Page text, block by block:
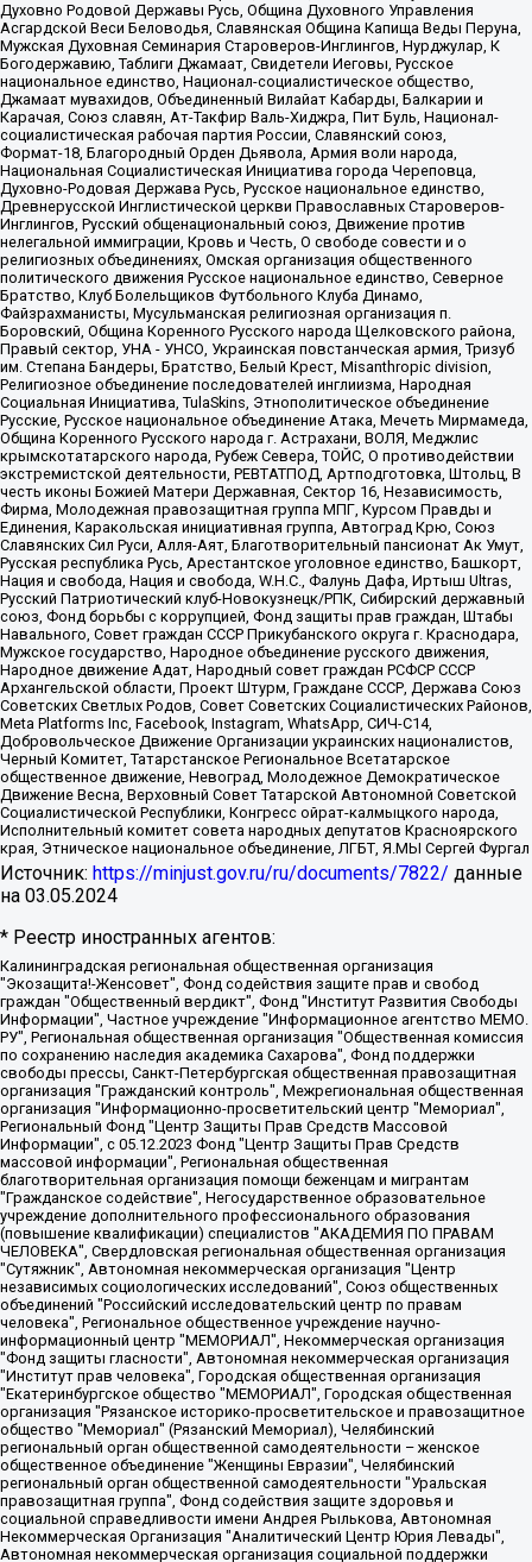
Духовно Родовой Державы Русь, Община Духовного Управления
Асгардской Веси Беловодья, Славянская Община Капища Веды Перуна,
Мужская Духовная Семинария Староверов-Инглингов, Нурджулар, К
Богодержавию, Таблиги Джамаат, Свидетели Иеговы, Русское
национальное единство, Национал-социалистическое общество,
Джамаат мувахидов, Объединенный Вилайат Кабарды, Балкарии и
Карачая, Союз славян, Ат-Такфир Валь-Хиджра, Пит Буль, Национал-
социалистическая рабочая партия России, Славянский союз,
Формат-18, Благородный Орден Дьявола, Армия воли народа,
Национальная Социалистическая Инициатива города Череповца,
Духовно-Родовая Держава Русь, Русское национальное единство,
Древнерусской Инглистической церкви Православных Староверов-
Инглингов, Русский общенациональный союз, Движение против
нелегальной иммиграции, Кровь и Честь, О свободе совести и о
религиозных объединениях, Омская организация общественного
политического движения Русское национальное единство, Северное
Братство, Клуб Болельщиков Футбольного Клуба Динамо,
Файзрахманисты, Мусульманская религиозная организация п.
Боровский, Община Коренного Русского народа Щелковского района,
Правый сектор, УНА - УНСО, Украинская повстанческая армия, Тризуб
им. Степана Бандеры, Братство, Белый Крест, Misanthropic division,
Религиозное объединение последователей инглиизма, Народная
Социальная Инициатива, TulaSkins, Этнополитическое объединение
Русские, Русское национальное объединение Атака, Мечеть Мирмамеда,
Община Коренного Русского народа г. Астрахани, ВОЛЯ, Меджлис
крымскотатарского народа, Рубеж Севера, ТОЙС, О противодействии
экстремистской деятельности, РЕВТАТПОД, Артподготовка, Штольц, В
честь иконы Божией Матери Державная, Сектор 16, Независимость,
Фирма, Молодежная правозащитная группа МПГ, Курсом Правды и
Единения, Каракольская инициативная группа, Автоград Крю, Союз
Славянских Сил Руси, Алля-Аят, Благотворительный пансионат Ак Умут,
Русская республика Русь, Арестантское уголовное единство, Башкорт,
Нация и свобода, Нация и свобода, W.H.С., Фалунь Дафа, Иртыш Ultras,
Русский Патриотический клуб-Новокузнецк/РПК, Сибирский державный
союз, Фонд борьбы с коррупцией, Фонд защиты прав граждан, Штабы
Навального, Совет граждан СССР Прикубанского округа г. Краснодара,
Мужское государство, Народное объединение русского движения,
Народное движение Адат, Народный совет граждан РСФСР СССР
Архангельской области, Проект Штурм, Граждане СССР, Держава Союз
Советских Светлых Родов, Совет Советских Социалистических Районов,
Meta Platforms Inc, Facebook, Instagram, WhatsApp, СИЧ-С14,
Добровольческое Движение Организации украинских националистов,
Черный Комитет, Татарстанское Региональное Всетатарское
общественное движение, Невоград, Молодежное Демократическое
Движение Весна, Верховный Совет Татарской Автономной Советской
Социалистической Республики, Конгресс ойрат-калмыцкого народа,
Исполнительный комитет совета народных депутатов Красноярского
края, Этническое национальное объединение, ЛГБТ, Я.МЫ Сергей Фургал
Источник: https://minjust.gov.ru/ru/documents/7822/ данные
на 03.05.2024
* Реестр иностранных агентов:
Калининградская региональная общественная организация "Экозащита!-Женсовет", Фонд содействия защите прав и свобод граждан "Общественный вердикт", Фонд "Институт Развития Свободы Информации", Частное учреждение "Информационное агентство МЕМО. РУ", Региональная общественная организация "Общественная комиссия по сохранению наследия академика Сахарова", Фонд поддержки свободы прессы, Санкт-Петербургская общественная правозащитная организация "Гражданский контроль", Межрегиональная общественная организация "Информационно-просветительский центр "Мемориал", Региональный Фонд "Центр Защиты Прав Средств Массовой Информации", с 05.12.2023 Фонд "Центр Защиты Прав Средств массовой информации", Региональная общественная благотворительная организация помощи беженцам и мигрантам "Гражданское содействие", Негосударственное образовательное учреждение дополнительного профессионального образования (повышение квалификации) специалистов "АКАДЕМИЯ ПО ПРАВАМ ЧЕЛОВЕКА", Свердловская региональная общественная организация "Сутяжник", Автономная некоммерческая организация "Центр независимых социологических исследований", Союз общественных объединений "Российский исследовательский центр по правам человека", Региональное общественное учреждение научно-информационный центр "МЕМОРИАЛ", Некоммерческая организация "Фонд защиты гласности", Автономная некоммерческая организация "Институт прав человека", Городская общественная организация "Екатеринбургское общество "МЕМОРИАЛ", Городская общественная организация "Рязанское историко-просветительское и правозащитное общество "Мемориал" (Рязанский Мемориал), Челябинский региональный орган общественной самодеятельности – женское общественное объединение "Женщины Евразии", Челябинский региональный орган общественной самодеятельности "Уральская правозащитная группа", Фонд содействия защите здоровья и социальной справедливости имени Андрея Рылькова, Автономная Некоммерческая Организация "Аналитический Центр Юрия Левады", Автономная некоммерческая организация социальной поддержки населения "Проект Апрель", Региональная общественная организация помощи женщинам и детям, находящимся в кризисной ситуации "Информационно-методический центр "Анна", Фонд содействия развитию массовых коммуникаций и правовому просвещению "Так-так-Так", Фонд содействия устойчивому развитию "Серебряная тайга", Свердловский региональный общественный фонд социальных проектов "Новое время", "Idel.Реалии", Кавказ.Реалии, Крым.Реалии, Телеканал Настоящее Время, Татаро-башкирская служба Радио Свобода (Azatliq Radiosi), Радио Свободная Европа/Радио Свобода (PCE/PC), "Сибирь.Реалии", "Фактограф", Благотворительный фонд помощи осужденным и их семьям, Автономная некоммерческая организация "Институт глобализации и социальных движений", Фонд "В защиту прав заключенных", Частное учреждение "Центр поддержки и содействия развитию средств массовой информации", Пензенский региональный общественный благотворительный фонд "Гражданский союз", "Север.Реалии", Некоммерческая организация Фонд "Правовая инициатива", Общество с ограниченной ответственностью "Радио Свободная Европа/Радио Свобода", Чешское информационное агентство "MEDIUM-ORIENT", Красноярская региональная общественная организация "Мы против СПИДа", Камалягин Денис Николаевич, Маркелов Сергей Евгеньевич, Пономарев Лев Александрович, Савицкая Людмила Алексеевна, Автономная некоммерческая организация "Центр по работе с проблемой насилия "НАСИЛИЮ.НЕТ", Межрегиональный профессиональный союз работников здравоохранения "Альянс врачей", Юридическое лицо, зарегистрированное в Латвийской Республике, SIA "Medusa Project" (регистрационный номер 40103797863, дата регистрации 10.06.2014), Некоммерческая организация "Фонд по борьбе с коррупцией", Автономная некоммерческая организация "Институт права и публичной политики", Баданин Роман Сергеевич, Гликин Максим Александрович, Железнова Мария Михайловна, Лукьянова Юлия Сергеевна, Маетная Елизавета Витальевна, Маняхин Петр Борисович, Чуракова Ольга Владимировна, Ярош Юлия Петровна, Юридическое лицо "The Insider SIA", зарегистрированное в Риге, Латвийская Республика (дата регистрации 26.06.2015), являющееся администратором доменного имени интернет-издания "The Insider SIA", https://theins.ru, Постернак Алексей Евгеньевич, Рубин Михаил Аркадьевич, Анин Роман Александрович, Юридическое лицо Istories fonds, зарегистрированное в Латвийской Республике (регистрационный номер 50008295751, дата регистрации 24.02.2020), Великовский Дмитрий Александрович, Долинина Ирина Николаевна, Мароховская Алеся Алексеевна, Шлейнов Роман Юрьевич, Шмагун Олеся Валентиновна, Общество с ограниченной ответственностью "Альтаир 2021", Общество с ограниченной ответственностью "Вега 2021", Общество с ограниченной ответственностью "Главный редактор 2021", Общество с ограниченной ответственностью "Ромашки монолит", Важенков Артем Валерьевич, Ивановская областная общественная организация "Центр гендерных исследований", Гурман Юрий Альбертович, Медиапроект "ОВД-Инфо", Егоров Владимир Владимирович, Жилинский Владимир Александрович, Общество с ограниченной ответственностью "ЗП", Иванова София Юрьевна, Карезина Инна Павловна, Кильтау Екатерина Викторовна, Петров Алексей Викторович, Пискунов Сергей Евгеньевич, Смирнов Сергей Сергеевич, Тихонов Михаил Сергеевич, Общество с ограниченной ответственностью "ЖУРНАЛИСТ-ИНОСТРАННЫЙ АГЕНТ", Арапова Галина Юрьевна, Вольтская Татьяна Анатольевна, Американская компания "Mason G.E.S. Anonymous Foundation" (США), являющаяся владельцем интернет-издания https://mnews.world/, Компания "Stichting Bellingcat", зарегистрированная в Нидерландах (дата регистрации 11.07.2018), Захаров Андрей Вячеславович, Клепиковская Екатерина Дмитриевна, Общество с ограниченной ответственностью "МЕМО", Перл Роман Александрович, Симонов Евгений Алексеевич, Соловьева Елена Анатольевна, Сотников Даниил Владимирович, Сурначева Елизавета Дмитриевна, Автономная некоммерческая организация по защите прав человека и информированию населения "Якутия – Наше Мнение", Общество с ограниченной ответственностью "Москоу диджитал медиа", с 26.01.2023 Общество с ограниченной ответственностью "Чайка Белые сады", Ветошкина Валерия Валерьевна, Заговора Максим Александрович, Межрегиональное общественное движение "Российская ЛГБТ - сеть", Оленичев Максим Владимирович, Павлов Иван Юрьевич, Скворцова Елена Сергеевна, Общество с ограниченной ответственностью "Как бы инагент", Кочетков Игорь Викторович, Общество с ограниченной ответственностью "Честные выборы", Еланчик Олег Александрович, Общество с ограниченной ответственностью "Нобелевский призыв", Гималова Регина Эмилевна, Григорьев Андрей Валерьевич, Григорьева Алина Александровна, Ассоциация по содействию защите прав призывников, альтернативнослужащих и военнослужащих "Правозащитная группа "Гражданин.Армия.Право", Хисамова Регина Фаритовна, Автономная некоммерческая организация по реализации социально-правовых программ "Лилит", Дальневосточное общественное движение "Маяк", Санкт-Петербургская ЛГБТ-инициативная группа "Выход", Инициативная группа ЛГБТ+ "Реверс", Алексеев Андрей Викторович, Бекбулатова Таисия Львовна, Беляев Иван Михайлович, Владыкина Елена Сергеевна, Гельман Марат Александрович, Никульшина Вероника Юрьевна, Толоконникова Надежда Андреевна, Шендерович Виктор Анатольевич, Общество с ограниченной ответственностью "Данное сообщение", Общество с ограниченной ответственностью Издательский дом "Новая глава", Айнбиндер Александра Александровна, Московский комьюнити-центр для ЛГБТ+инициатив, Благотворительный фонд развития филантропии, Deutsche Welle (Германия, Kurt-Schumacher-Strasse 3, 53113 Bonn), Борзунова Мария Михайловна, Воробьев Виктор Викторович, Голубева Анна Львовна, Константинова Алла Михайловна, Малкова Ирина Владимировна, Мурадов Мурад Абдулгалимович, Осетинская Елизавета Николаевна, Понасенков Евгений Николаевич, Ганапольский Матвей Юрьевич, Киселев Евгений Алексеевич, Борухович Ирина Григорьевна, Дремин Иван Тимофеевич, Дубровский Дмитрий Викторович, Красноярская региональная общественная организация поддержки и развития альтернативных образовательных технологий и межкультурных коммуникаций "ИНТЕРРА", Маяковская Екатерина Алексеевна, Фейгин Марк Захарович, Филимонов Андрей Викторович, Дзугкоева Регина Николаевна, Доброхотов Роман Александрович, Дудь Юрий Александрович, Елкин Сергей Владимирович, Кругликов Кирилл Игоревич, Сабунаева Мария Леонидовна, Семенов Алексей Владимирович, Шаинян Карен Багратович, Шульман Екатерина Михайловна, Асафьев Артур Валерьевич, Вахштайн Виктор Семенович, Венедиктов Алексей Алексеевич, Лушникова Екатерина Евгеньевна, Волков Леонид Михайлович, Невзоров Александр Глебович, Пархоменко Сергей Борисович, Сироткин Ярослав Николаевич, Кара-Мурза Владимир Владимирович, Баранова Наталья Владимировна, Гозман Леонид Яковлевич, Кагарлицкий Борис Юльевич, Климарев Михаил Валерьевич, Милов Владимир Станиславович, Автономная некоммерческая организация Краснодарский центр современного искусства "Типография", Моргенштерн Алишер Тагирович, Соболь Любовь Эдуардовна, Общество с ограниченной ответственностью "ЛИЗА НОРМ", Каспаров Гарри Кимович, Ходорковский Михаил Борисович, Общество с ограниченной ответственностью "Апрельские тезисы", Данилович Ирина Брониславовна, Кашин Олег Владимирович, Петров Николай Владимирович, Пивоваров Алексей Владимирович, Соколов Михаил Владимирович, Цветкова Юлия Владимировна, Чичваркин Евгений Александрович, Комитет против пыток/Команда против пыток, Общество с ограниченной ответственностью "Первый научный", Общество с ограниченной ответственностью "Вертолет и ко", Белоцерковская Вероника Борисовна, Кац Максим Евгеньевич, Лазарева Татьяна Юрьевна, Шаведдинов Руслан Табризович, Яшин Илья Валерьевич, Общество с ограниченной ответственностью "Иноагент ААВ", Алешковский Дмитрий Петрович, Альбац Евгения Марковна, Быков Дмитрий Львович, Галямина Юлия Евгеньевна, Лойко Сергей Леонидович, Мартынов Кирилл Константинович, Медведев Сергей Александрович, Крашенинников Федор Геннадиевич, Гордеева Катерина Вл